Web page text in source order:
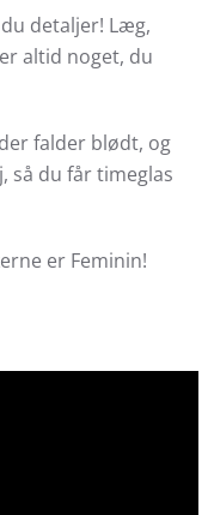
detaljer! Læg,
altid noget, du
falder blødt, og
så du får timeglas
er Feminin!